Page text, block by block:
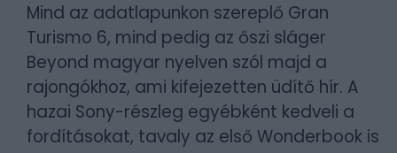
Mind az adatlapunkon szereplő Gran
Turismo 6, mind pedig az őszi sláger
Beyond magyar nyelven szól majd a
rajongókhoz, ami kifejezetten üdítő hír. A
hazai Sony-részleg egyébként kedveli a
fordításokat, tavaly az első Wonderbook is